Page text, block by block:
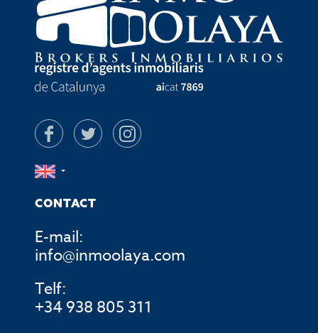
CONTACT
E-mail:
info@inmoolaya.com
Telf:
+34 938 805 311